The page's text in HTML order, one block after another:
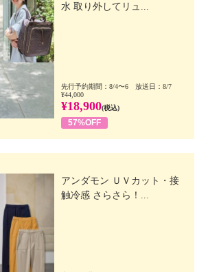
水 取り外してリュ...
先行予約期間：8/4〜6 放送日：8/7
¥44,000
¥18,900(税込)
57%OFF
アンダモン ＵＶカット・接
触冷感 さらさら！...